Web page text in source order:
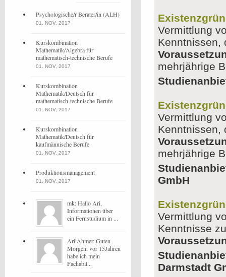
Vermittlung
Kenntnissen,
mehrjährige
Vermittlung
Kenntnissen,
mehrjährige
GmbH
Vermittlung
Kenntnisse
Darmstadt
Psychologische/r Berater/in (ALH)
01. NOV, 2017
Kurskombination
Mathematik/Algebra für
mathematisch-technische Berufe
01. NOV, 2017
Kurskombination
Mathematik/Deutsch für
mathematisch-technische Berufe
01. NOV, 2017
Kurskombination
Mathematik/Deutsch für
kaufmännische Berufe
01. NOV, 2017
Produktionsmanagement
01. NOV, 2017
mk: Hallo Ari,
Informationen über
ein Fernstudium in ...
Ari Ahmet: Guten
Morgen, vor 15Jahren
habe ich mein
Fachabit...